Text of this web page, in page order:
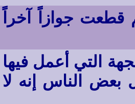
جوازاً آخراً
التي أعمل فيها
الناس إنه لا